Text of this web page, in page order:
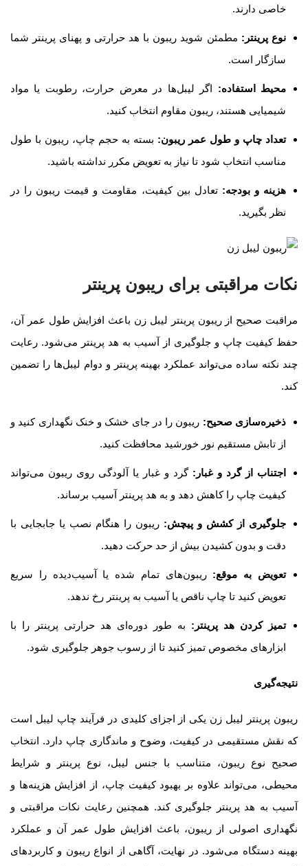
خاصی دارند.
نوع پرینتر : مطمئن شوید ریبون با هد حرارتی و پهنای پرینتر شما
سازگار است.
محیط استفاده: اگر لیبل‌ها در معرض حرارت، رطوبت یا مواد
شیمیایی هستند، ریبون مقاوم انتخاب کنید.
تعداد چاپ و طول عمر ریبون: بسته به حجم چاپ، ریبون با طول
مناسب انتخاب شود تا نیاز به تعویض مکرر نداشته باشید.
هزینه و بودجه: تعادل بین کیفیت، مقاومت و قیمت ریبون را در
نظر بگیرید.
نکات مراقبتی برای ریبون پرینتر
مراقبت صحیح از ریبون پرینتر لیبل زن باعث افزایش طول عمر آن،
حفظ کیفیت چاپ و جلوگیری از آسیب به هد پرینتر می‌شود. رعایت
چند نکته ساده می‌تواند عملکرد بهینه پرینتر و دوام لیبل‌ها را تضمین
کند.
ذخیره‌سازی صحیح: ریبون را در جای خشک و خنک نگهداری کنید و
از تابش مستقیم نور خورشید محافظت کنید.
اجتناب از گرد و غبار : گرد و غبار یا آلودگی روی ریبون می‌تواند
کیفیت چاپ را کاهش دهد و به هد پرینتر آسیب برساند.
جلوگیری از کشش و پیچش: ریبون را هنگام نصب یا جابجایی با
دقت و بدون کشیدن بیش از حد حرکت دهید.
تعویض به موقع: ریبون‌های تمام شده یا آسیب‌دیده را سریع
تعویض کنید تا چاپ ناقص یا آسیب به پرینتر رخ ندهد.
تمیز کردن هد پرینتر : به طور دوره‌ای هد حرارتی پرینتر را با
ابزارهای مخصوص تمیز کنید تا از رسوب جوهر جلوگیری شود.
نتیجه‌گیری
ریبون پرینتر لیبل زن یکی از اجزای کلیدی در فرآیند چاپ لیبل است
که نقش مستقیمی در کیفیت، وضوح و ماندگاری چاپ دارد. انتخاب
صحیح نوع ریبون، متناسب با جنس لیبل، نوع پرینتر و شرایط
محیطی، می‌تواند علاوه بر بهبود کیفیت چاپ، از افزایش هزینه‌ها و
آسیب به هد پرینتر جلوگیری کند. همچنین رعایت نکات مراقبتی و
نگهداری اصولی از ریبون، باعث افزایش طول عمر آن و عملکرد
بهینه دستگاه می‌شود. در نهایت، آگاهی از انواع ریبون و کاربردهای